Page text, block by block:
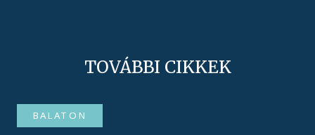
TOVÁBBI CIKKEK
BALATON